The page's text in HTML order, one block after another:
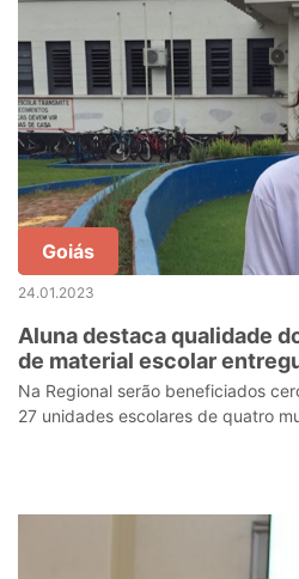
Goiás
24.01.2023
Aluna destaca qualidade
de material escolar
Goiás
Na Regional serão beneficiados
27 unidades escolares de quatro